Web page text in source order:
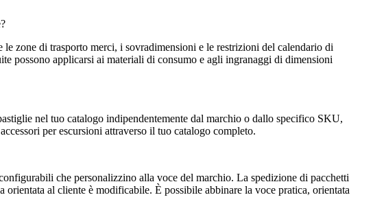
zone di trasporto merci, i sovradimensioni e le restrizioni del calendario di
possono applicarsi ai materiali di consumo e agli ingranaggi di dimensioni
nel tuo catalogo indipendentemente dal marchio o dallo specifico SKU,
per escursioni attraverso il tuo catalogo completo.
che personalizzino alla voce del marchio. La spedizione di pacchetti
al cliente è modificabile. È possibile abbinare la voce pratica, orientata